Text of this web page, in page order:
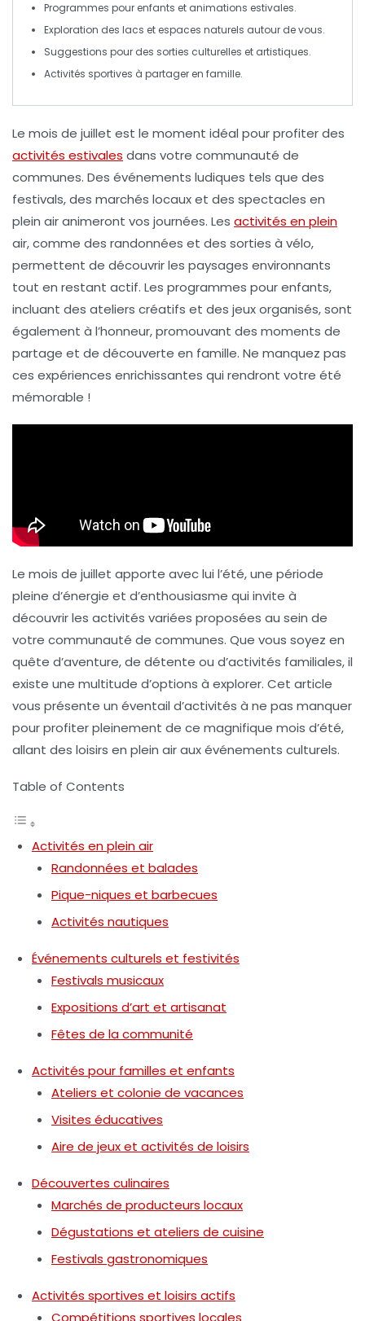
Programmes pour enfants et animations estivales.
Exploration des lacs et espaces naturels autour de vous.
Suggestions pour des sorties culturelles et artistiques.
Activités sportives à partager en famille.
Le mois de juillet est le moment idéal pour profiter des
activités estivales dans votre communauté de
communes. Des événements ludiques tels que des
festivals, des marchés locaux et des spectacles en
plein air animeront vos journées. Les activités en plein
air, comme des randonnées et des sorties à vélo,
permettent de découvrir les paysages environnants
tout en restant actif. Les programmes pour enfants,
incluant des ateliers créatifs et des jeux organisés, sont
également à l’honneur, promouvant des moments de
partage et de découverte en famille. Ne manquez pas
ces expériences enrichissantes qui rendront votre été
mémorable !
Le mois de juillet apporte avec lui l’été, une période
pleine d’énergie et d’enthousiasme qui invite à
découvrir les activités variées proposées au sein de
votre communauté de communes. Que vous soyez en
quête d’aventure, de détente ou d’activités familiales, il
existe une multitude d’options à explorer. Cet article
vous présente un éventail d’activités à ne pas manquer
pour profiter pleinement de ce magnifique mois d’été,
allant des loisirs en plein air aux événements culturels.
Table of Contents
Activités en plein air
Randonnées et balades
Pique-niques et barbecues
Activités nautiques
Événements culturels et festivités
Festivals musicaux
Expositions d’art et artisanat
Fêtes de la communité
Activités pour familles et enfants
Ateliers et colonie de vacances
Visites éducatives
Aire de jeux et activités de loisirs
Découvertes culinaires
Marchés de producteurs locaux
Dégustations et ateliers de cuisine
Festivals gastronomiques
Activités sportives et loisirs actifs
Compétitions sportives locales